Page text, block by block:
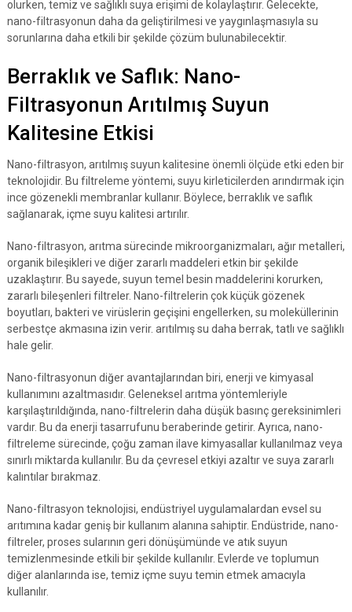
olurken, temiz ve sağlıklı suya erişimi de kolaylaştırır. Gelecekte,
nano-filtrasyonun daha da geliştirilmesi ve yaygınlaşmasıyla su
sorunlarına daha etkili bir şekilde çözüm bulunabilecektir.
Berraklık ve Saflık: Nano-
Filtrasyonun Arıtılmış Suyun
Kalitesine Etkisi
Nano-filtrasyon, arıtılmış suyun kalitesine önemli ölçüde etki eden bir
teknolojidir. Bu filtreleme yöntemi, suyu kirleticilerden arındırmak için
ince gözenekli membranlar kullanır. Böylece, berraklık ve saflık
sağlanarak, içme suyu kalitesi artırılır.
Nano-filtrasyon, arıtma sürecinde mikroorganizmaları, ağır metalleri,
organik bileşikleri ve diğer zararlı maddeleri etkin bir şekilde
uzaklaştırır. Bu sayede, suyun temel besin maddelerini korurken,
zararlı bileşenleri filtreler. Nano-filtrelerin çok küçük gözenek
boyutları, bakteri ve virüslerin geçişini engellerken, su moleküllerinin
serbestçe akmasına izin verir. arıtılmış su daha berrak, tatlı ve sağlıklı
hale gelir.
Nano-filtrasyonun diğer avantajlarından biri, enerji ve kimyasal
kullanımını azaltmasıdır. Geleneksel arıtma yöntemleriyle
karşılaştırıldığında, nano-filtrelerin daha düşük basınç gereksinimleri
vardır. Bu da enerji tasarrufunu beraberinde getirir. Ayrıca, nano-
filtreleme sürecinde, çoğu zaman ilave kimyasallar kullanılmaz veya
sınırlı miktarda kullanılır. Bu da çevresel etkiyi azaltır ve suya zararlı
kalıntılar bırakmaz.
Nano-filtrasyon teknolojisi, endüstriyel uygulamalardan evsel su
arıtımına kadar geniş bir kullanım alanına sahiptir. Endüstride, nano-
filtreler, proses sularının geri dönüşümünde ve atık suyun
temizlenmesinde etkili bir şekilde kullanılır. Evlerde ve toplumun
diğer alanlarında ise, temiz içme suyu temin etmek amacıyla
kullanılır.